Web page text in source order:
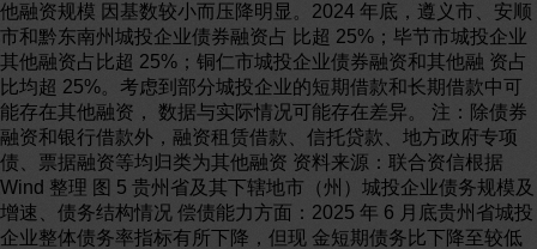
他融资规模 因基数较小而压降明显。2024 年底，遵义市、安顺
市和黔东南州城投企业债券融资占 比超 25%；毕节市城投企业
其他融资占比超 25%；铜仁市城投企业债券融资和其他融 资占
比均超 25%。考虑到部分城投企业的短期借款和长期借款中可
能存在其他融资， 数据与实际情况可能存在差异。 注：除债券
融资和银行借款外，融资租赁借款、信托贷款、地方政府专项
债、票据融资等均归类为其他融资 资料来源：联合资信根据
Wind 整理 图 5 贵州省及其下辖地市（州）城投企业债务规模及
增速、债务结构情况 偿债能力方面：2025 年 6 月底贵州省城投
企业整体债务率指标有所下降，但现 金短期债务比下降至较低